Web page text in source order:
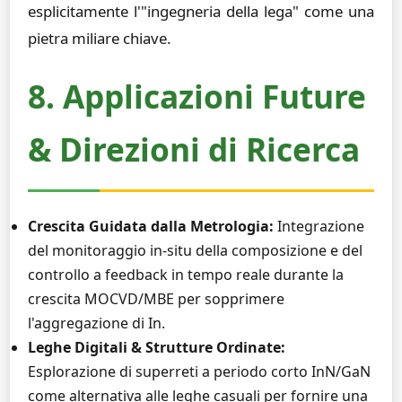
esplicitamente l'"ingegneria della lega" come una
pietra miliare chiave.
8. Applicazioni Future
& Direzioni di Ricerca
Crescita Guidata dalla Metrologia: Integrazione
del monitoraggio in-situ della composizione e del
controllo a feedback in tempo reale durante la
crescita MOCVD/MBE per sopprimere
l'aggregazione di In.
Leghe Digitali & Strutture Ordinate:
Esplorazione di superreti a periodo corto InN/GaN
come alternativa alle leghe casuali per fornire una